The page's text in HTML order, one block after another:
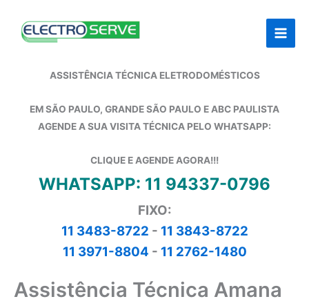
ASSISTÊNCIA TÉCNICA ELETRODOMÉSTICOS
EM SÃO PAULO, GRANDE SÃO PAULO E ABC PAULISTA
AGENDE A SUA VISITA TÉCNICA PELO WHATSAPP:
CLIQUE E AGENDE AGORA!!!
WHATSAPP: 11 94337-0796
FIXO:
11 3483-8722 - 11 3843-8722
11 3971-8804 - 11 2762-1480
Assistência Técnica Amana